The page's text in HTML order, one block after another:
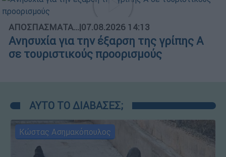
ΑΠΟΣΠΑΣΜΑΤΑ...|07.08.2026 14:13
Ανησυχία για την έξαρση της γρίπης Α
σε τουριστικούς προορισμούς
ΑΥΤΟ ΤΟ ΔΙΑΒΑΣΕΣ;
Κώστας Ασημακόπουλος